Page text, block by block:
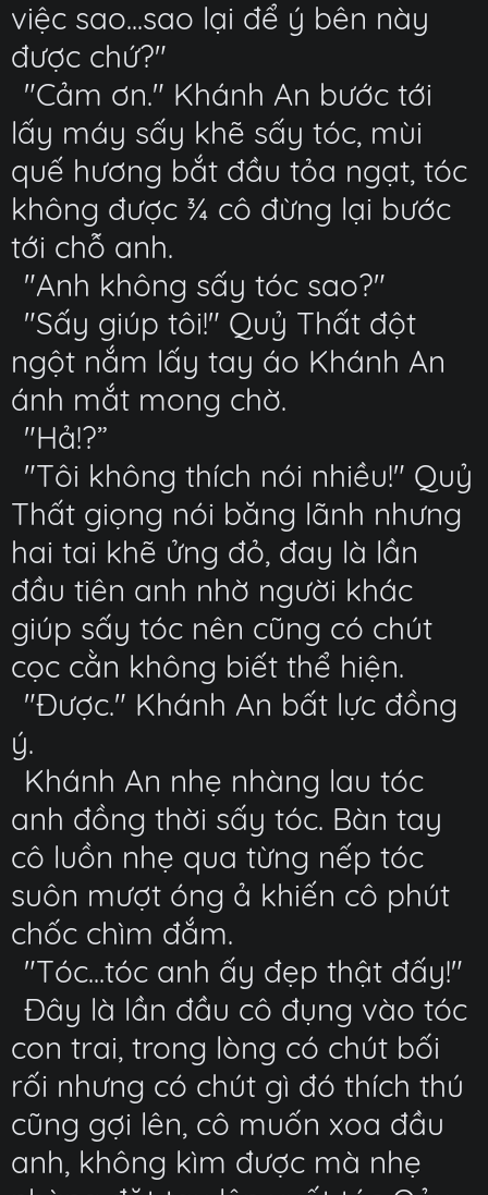
việc sao...sao lại để ý bên này
được chứ?"
"Cảm ơn." Khánh An bước tới
lấy máy sấy khẽ sấy tóc, mùi
quế hương bắt đầu tỏa ngạt, tóc
không được ¾ cô đừng lại bước
tới chỗ anh.
"Anh không sấy tóc sao?"
"Sấy giúp tôi!" Quỷ Thất đột
ngột nắm lấy tay áo Khánh An
ánh mắt mong chờ.
"Hả!?”
"Tôi không thích nói nhiều!" Quỷ
Thất giọng nói băng lãnh nhưng
hai tai khẽ ửng đỏ, đay là lần
đầu tiên anh nhờ người khác
giúp sấy tóc nên cũng có chút
cọc cằn không biết thể hiện.
"Được." Khánh An bất lực đồng
ý.
Khánh An nhẹ nhàng lau tóc
anh đồng thời sấy tóc. Bàn tay
cô luồn nhẹ qua từng nếp tóc
suôn mượt óng ả khiến cô phút
chốc chìm đắm.
"Tóc...tóc anh ấy đẹp thật đấy!"
Đây là lần đầu cô đụng vào tóc
con trai, trong lòng có chút bối
rối nhưng có chút gì đó thích thú
cũng gợi lên, cô muốn xoa đầu
anh, không kìm được mà nhẹ